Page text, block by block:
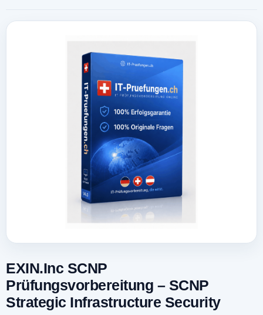
EXIN.Inc SCNP
Prüfungsvorbereitung – SCNP
Strategic Infrastructure Security